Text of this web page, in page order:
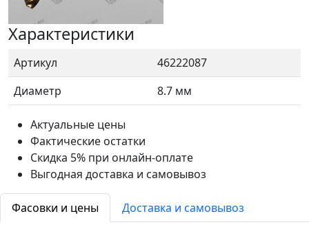
Характеристики
Артикул
46222087
Диаметр
8.7 мм
Актуальные цены
Фактические остатки
Скидка 5% при онлайн-оплате
Выгодная доставка и самовывоз
Фасовки и цены Доставка и самовывоз